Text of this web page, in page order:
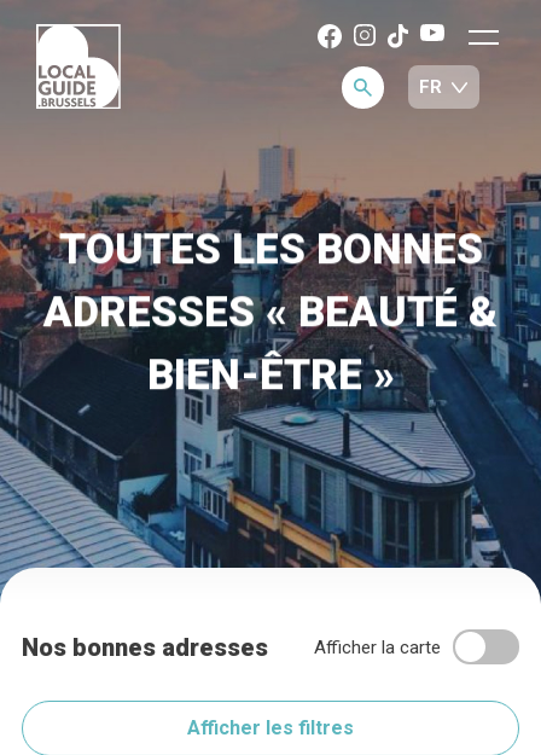
TOUTES LES BONNES
ADRESSES « BEAUTÉ &
BIEN-ÊTRE »
Nos bonnes adresses Afficher la carte
Afficher les filtres